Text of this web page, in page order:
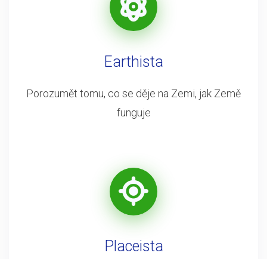
Earthista
Porozumět tomu, co se děje na Zemi, jak Země
funguje
Placeista